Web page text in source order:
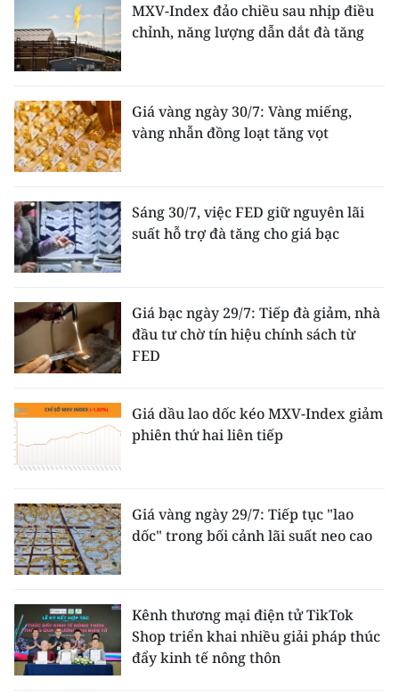
MXV-Index đảo chiều sau nhịp điều
chỉnh, năng lượng dẫn dắt đà tăng
Giá vàng ngày 30/7: Vàng miếng,
vàng nhẫn đồng loạt tăng vọt
Sáng 30/7, việc FED giữ nguyên lãi
suất hỗ trợ đà tăng cho giá bạc
Giá bạc ngày 29/7: Tiếp đà giảm, nhà
đầu tư chờ tín hiệu chính sách từ
FED
Giá dầu lao dốc kéo MXV-Index giảm
phiên thứ hai liên tiếp
Giá vàng ngày 29/7: Tiếp tục "lao
dốc" trong bối cảnh lãi suất neo cao
Kênh thương mại điện tử TikTok
Shop triển khai nhiều giải pháp thúc
đẩy kinh tế nông thôn